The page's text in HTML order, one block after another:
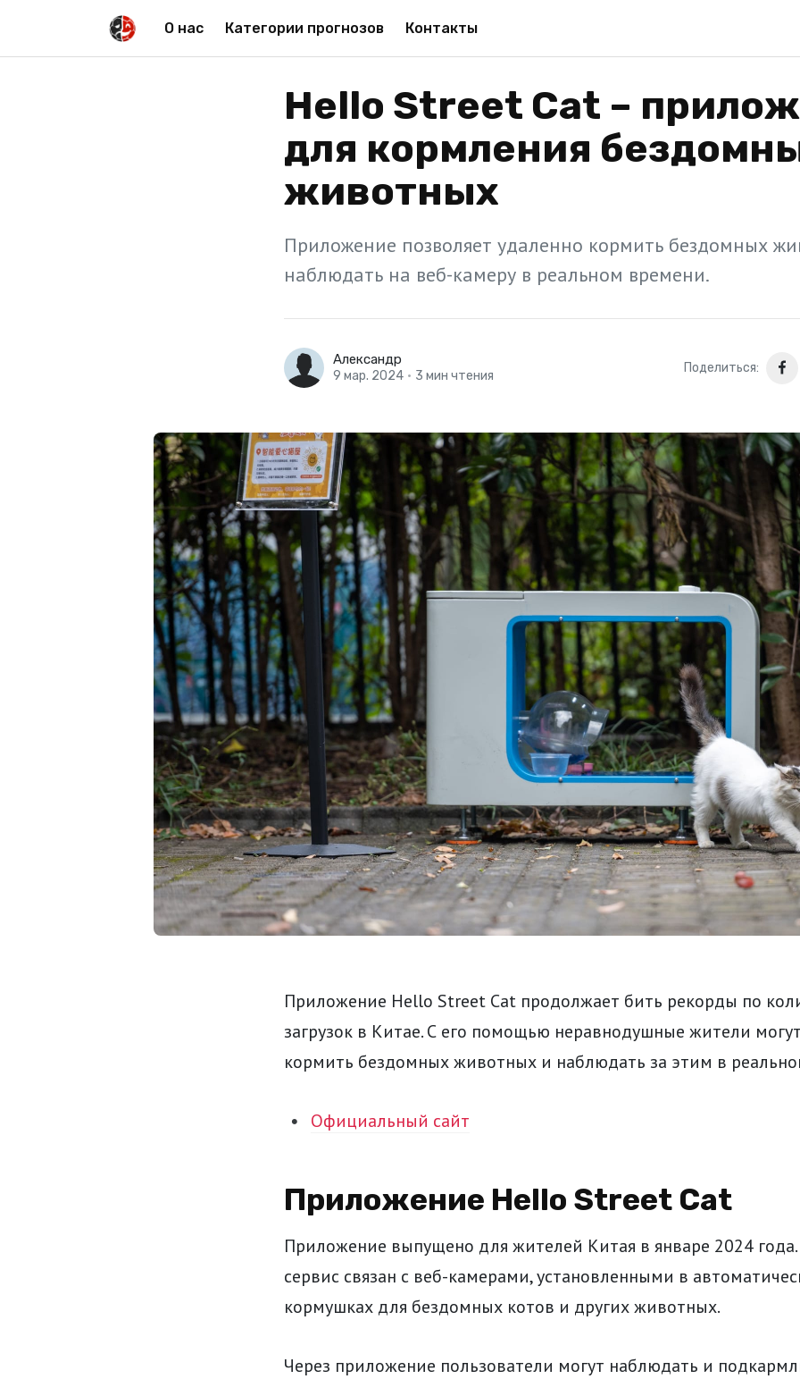
О нас Категории прогнозов Контакты
Hello Street Cat –
для кормления
животных
Приложение позволяет удаленно кормить бездомных
наблюдать на веб-камеру в реальном времени.
Александр
9 мар. 2024 • 3 мин чтения
Поделиться:
Приложение Hello Street Cat продолжает бить рекорды по
загрузок в Китае. С его помощью неравнодушные жители
кормить бездомных животных и наблюдать за этим в
Официальный сайт
Приложение Hello Street Cat
Приложение выпущено для жителей Китая в январе 2024
сервис связан с веб-камерами, установленными в
кормушках для бездомных котов и других животных.
Через приложение пользователи могут наблюдать и